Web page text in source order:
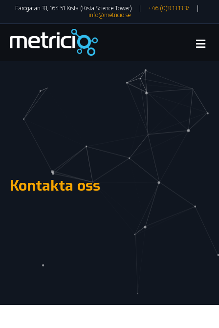
Färögatan 33, 164 51 Kista (Kista Science Tower) | +46 (0)8 13 13 37
info@metricio.se
Kontakta oss